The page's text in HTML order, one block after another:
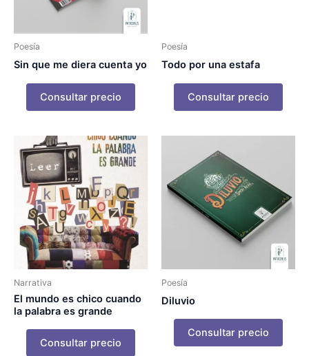
Poesía
Sin que me diera cuenta yo
Consultar precio
Poesía
Todo por una estafa
Consultar precio
Narrativa
El mundo es chico cuando
la palabra es grande
Consultar precio
Poesía
Diluvio
Consultar precio